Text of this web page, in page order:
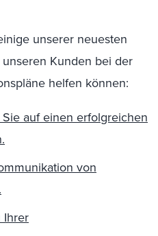
unserer neuesten
unseren Kunden bei der
helfen können:
auf einen erfolgreichen
von
Ihrer